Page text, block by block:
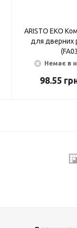
ARISTO ЕКО
для дверних
Немає в
98.55